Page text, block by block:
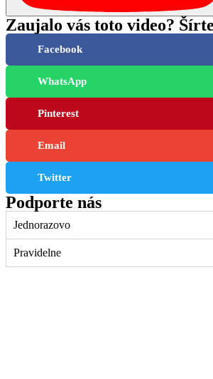
Zaujalo vás toto video?
Facebook
WhatsApp
Pinterest
Email
Twitter
Podporte nás
Jednorazovo
Pravidelne